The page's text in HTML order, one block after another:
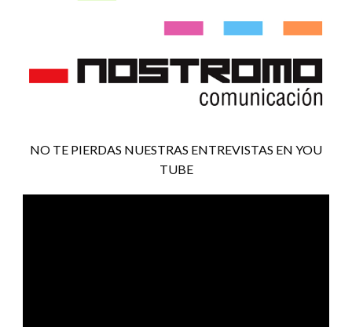
NO TE PIERDAS NUESTRAS ENTREVISTAS EN YOU
TUBE